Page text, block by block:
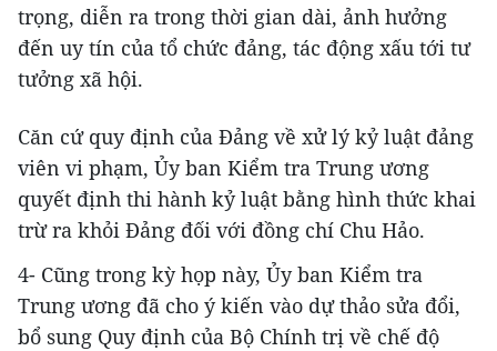
trọng, diễn ra trong thời gian dài, ảnh hưởng
đến uy tín của tổ chức đảng, tác động xấu tới tư
tưởng xã hội.
Căn cứ quy định của Đảng về xử lý kỷ luật đảng
viên vi phạm, Ủy ban Kiểm tra Trung ương
quyết định thi hành kỷ luật bằng hình thức khai
trừ ra khỏi Đảng đối với đồng chí Chu Hảo.
4- Cũng trong kỳ họp này, Ủy ban Kiểm tra
Trung ương đã cho ý kiến vào dự thảo sửa đổi,
bổ sung Quy định của Bộ Chính trị về chế độ